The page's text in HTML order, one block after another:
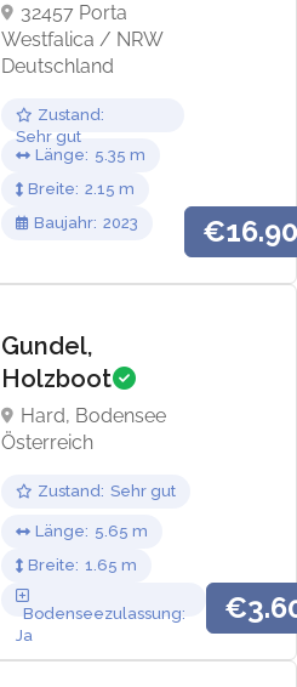
32457 Porta
Westfalica / NRW
Deutschland
Sehr gut
Zustand
5.35
Länge
2.15
Breite
2023
Baujahr
Gundel,
Holzboot
Hard, Bodensee
Österreich
Sehr gut
Zustand
5.65
Länge
1.65
Breite
Ja
Bodenseezulassung